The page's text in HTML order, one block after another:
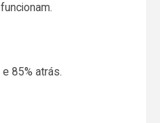
85% atrás.